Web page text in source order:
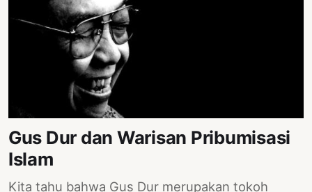
Gus Dur dan Warisan Pribumisasi
Islam
Kita tahu bahwa Gus Dur merupakan tokoh